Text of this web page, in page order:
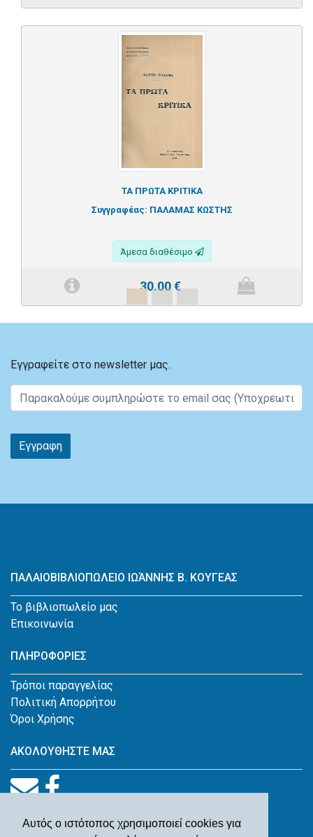
Αυτός ο ιστότοπος χρησιμοποιεί cookies για
ΤΑ ΠΡΩΤΑ ΚΡΙΤΙΚΑ
Συγγραφέας: ΠΑΛΑΜΑΣ ΚΩΣΤΗΣ
Άμεσα διαθέσιμο
30.00€
Εγγραφείτε στο newsletter μας.
Εγγραφη
ΠΑΛΑΙΟΒΙΒΛΙΟΠΩΛΕΙΟ ΙΩΆΝΝΗΣ Β. ΚΟΥΓΕΑΣ
Το βιβλιοπωλείο μας
Επικοινωνία
ΠΛΗΡΟΦΟΡΙΕΣ
Τρόποι παραγγελίας
Πολιτική Απορρήτου
Όροι Χρήσης
ΑΚΟΛΟΥΘΗΣΤΕ ΜΑΣ